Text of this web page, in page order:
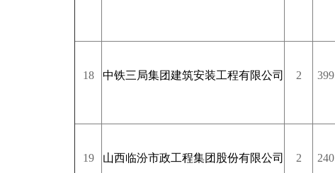
18 中铁三局集团建筑安装工程有限公司 2 399
19 山西临汾市政工程集团股份有限公司 2 240